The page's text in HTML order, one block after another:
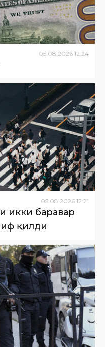
05.08.2026 12:24
05.08.2026 12:21
икки баравар
қилди